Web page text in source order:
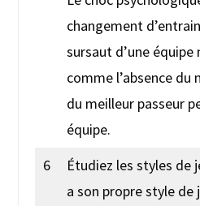
changement
sursaut d’une
comme l’absence du
du meilleur passeur
équipe.
6
Étudiez les styles de
a son propre style de